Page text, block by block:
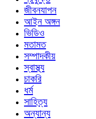
জীবনযাপন
আইন অঙ্গন
ভিডিও
মতামত
সম্পাদকীয়
স্বাস্থ্য
চাকরি
ধর্ম
সাহিত্য
অন্যান্য